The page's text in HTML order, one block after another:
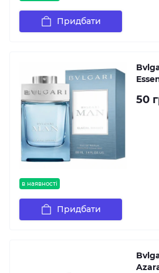
Придбати
в наявності
50
Придбати